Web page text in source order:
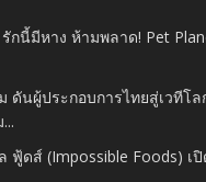
กนี้มีหาง ห้ามพลาด! Pet
ดันผู้ประกอบการไทยสู่เวทีโล
ฟู้ดส์ (Impossible Foods) เ